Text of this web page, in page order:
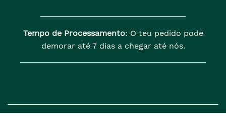
Tempo de Processamento: O teu pedido pode
demorar até 7 dias a chegar até nós.